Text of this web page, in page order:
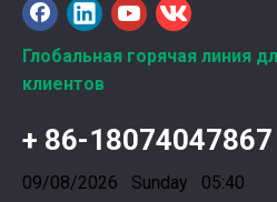
Глобальная горячая линия
клиентов
+ 86-18074047867
09/08/2026 Sunday 05:40